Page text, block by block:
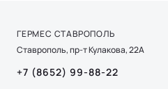
ГЕРМЕС СТАВРОПОЛЬ
Ставрополь, пр-т Кулакова, 22А
+7 (8652) 99-88-22